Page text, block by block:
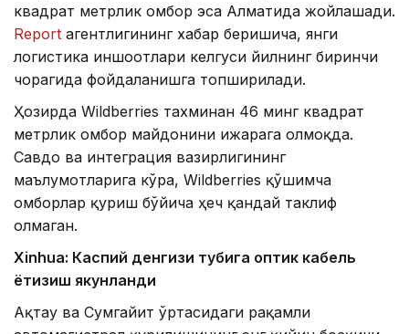
квадрат метрлик омбор эса Алматида жойлашади.
Report агентлигининг хабар беришича, янги
логистика иншоотлари келгуси йилнинг биринчи
чорагида фойдаланишга топширилади.
Ҳозирда Wildberries тахминан 46 минг квадрат
метрлик омбор майдонини ижарага олмоқда.
Савдо ва интеграция вазирлигининг
маълумотларига кўра, Wildberries қўшимча
омборлар қуриш бўйича ҳеч қандай таклиф
олмаган.
Xinhuа: Каспий денгизи тубига оптик кабель
ётқизиш якунланди
Ақтау ва Сумгайит ўртасидаги рақамли